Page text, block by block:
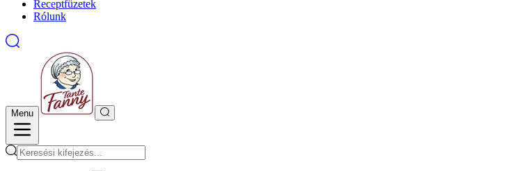
Receptfüzetek
Rólunk
Menu